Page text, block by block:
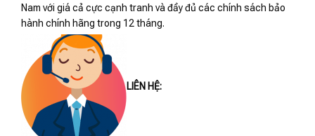
Nam với giá cả cực cạnh tranh và đầy đủ các chính sách bảo
hành chính hãng trong 12 tháng.
LIÊN HỆ: